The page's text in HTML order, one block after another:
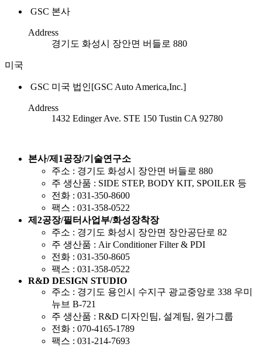
GSC 본사
Address
경기도 화성시 장안면 버들로 880
미국
GSC 미국 법인[GSC Auto America,Inc.]
Address
1432 Edinger Ave. STE 150 Tustin CA 92780
본사/제1공장/기술연구소
주소 : 경기도 화성시 장안면 버들로 880
주 생산품 : SIDE STEP, BODY KIT, SPOILER 등
전화 : 031-350-8600
팩스 : 031-358-0522
제2공장/필터사업부/화성장착장
주소 : 경기도 화성시 장안면 장안공단로 82
주 생산품 : Air Conditioner Filter & PDI
전화 : 031-350-8605
팩스 : 031-358-0522
R&D DESIGN STUDIO
주소 : 경기도 용인시 수지구 광교중앙로 338 우미
뉴브 B-721
주 생산품 : R&D 디자인팀, 설계팀, 원가그룹
전화 : 070-4165-1789
팩스 : 031-214-7693